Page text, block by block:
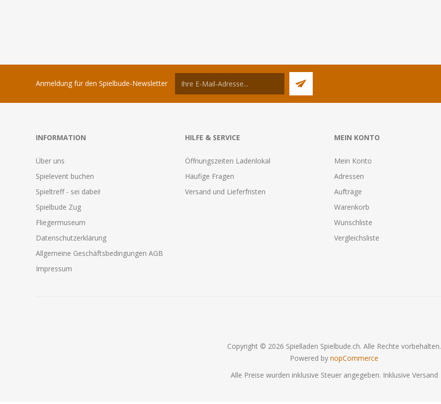
Anmeldung für den Spielbude-Newsletter
INFORMATION
Über uns
Spielevent buchen
Spieltreff - sei dabei!
Spielbude Zug
Fliegermuseum
Datenschutzerklärung
Allgemeine Geschäftsbedingungen AGB
Impressum
HILFE & SERVICE
Öffnungszeiten Ladenlokal
Häufige Fragen
Versand und Lieferfristen
MEIN KONTO
Mein Konto
Adressen
Aufträge
Warenkorb
Wunschliste
Vergleichsliste
Copyright © 2026 Spielladen Spielbude.ch. Alle Rechte vorbehalten.
Powered by nopCommerce
Alle Preise wurden inklusive Steuer angegeben. Inklusive Versand